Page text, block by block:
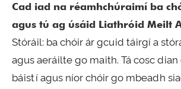
Cad iad na réamhchúraimí ba
agus tú ag úsáid Liathróid Meilt
Stóráil: ba chóir ár gcuid táirgí a
agus aeráilte go maith. Tá cosc
báistí agus níor chóir go mbeadh